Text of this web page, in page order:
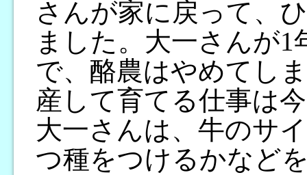
さんが家に戻って、
ました。大一さんが
で、酪農はやめてし
産して育てる仕事は
大一さんは、牛のサ
つ種をつけるかなど